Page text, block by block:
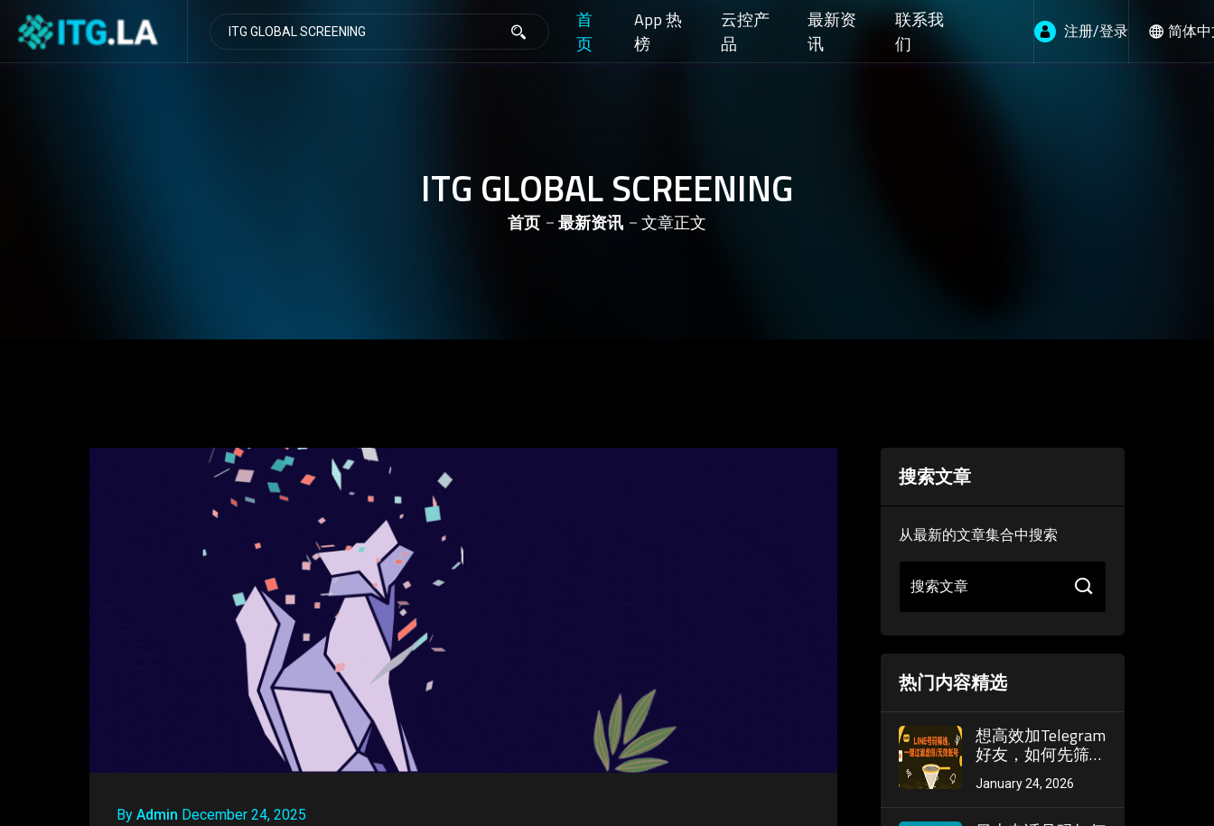
首
页
App 热
榜
云控产
品
最新资
讯
联系我
们
注册/登录 简体
ITG GLOBAL SCREENING
首页 最新资讯 文章正文
By Admin December 24, 2025
搜索文章
从最新的文章集合中搜索
搜索文章
热门内容精选
想高效加Telegram
好友，如何先筛选
掉已停用或根本搜
不到的“无效号
January 24, 2026